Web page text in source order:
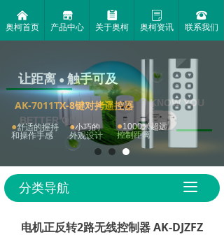
낀
奥柯首页
끵
产品中心
뀳
关于奥柯
ꂓ
奥柯资讯
뀰
联系我们
分类导航 끀
电机正反转2路无线控制器 AK-DJZFZ
让距离●触手可及
AK-7011TX-8键对拷遥控器
●舒适的握持
和操作手感
●小巧的
外观设计
●1000米超远
控制距离
一款自发电的无限套装
自发电才环保
BETTER ON
无线控制插座系列
无线控制器套装系列
KNOW YOU
微动能自发电捕获技术
遥控按钮终身兔电池
绿色环保无污染
免布线随意贴
了解更多